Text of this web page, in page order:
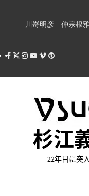
キ
川嵜明彦
仲宗根
Facebook
X Instagram
Youtube
VimeoPinterest
杉江
22年目に突